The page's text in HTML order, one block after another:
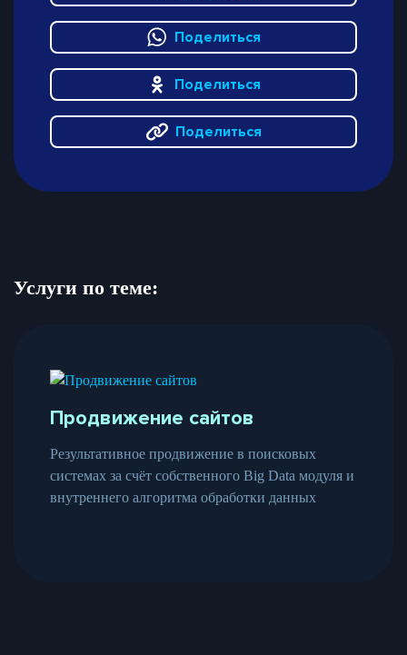
Поделиться
Поделиться
Поделиться
Услуги по теме:
Продвижение сайтов
Результативное продвижение в поисковых
системах за счёт собственного Big Data модуля и
внутреннего алгоритма обработки данных